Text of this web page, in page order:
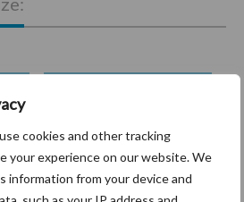
use cookies and other tracking
your experience on our website. We
information from your device and